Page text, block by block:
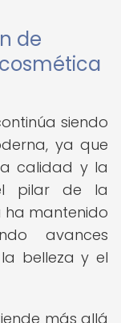
de
siendo
ya que
calidad y la
pilar de la
ha mantenido
avances
belleza y el
más allá